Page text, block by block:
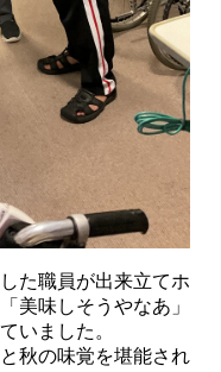
た職員が出来立てホ
美味しそうやなあ」
いました。
秋の味覚を堪能され